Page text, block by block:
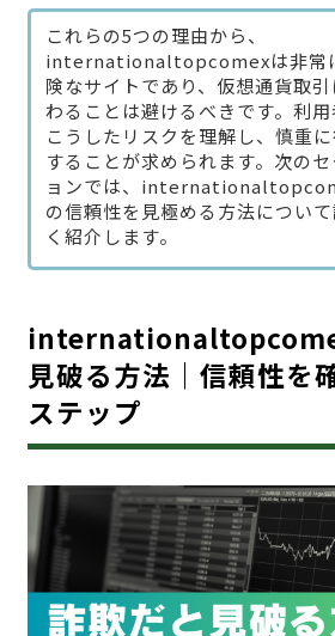
これらの5つの理由から、
internationaltopcomexは非常
険なサイトであり、仮想通貨取引
わることは避けるべきです。利
こうしたリスクを理解し、慎重
することが求められます。次のセ
ョンでは、
の信頼性を見極める方法につい
く紹介します。
見破る方法｜信頼性を
ステップ